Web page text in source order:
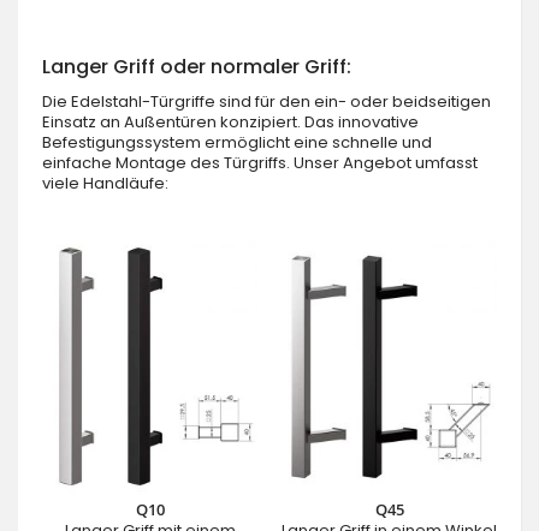
Langer Griff oder normaler Griff:
Die Edelstahl-Türgriffe sind für den ein- oder beidseitigen
Einsatz an Außentüren konzipiert. Das innovative
Befestigungssystem ermöglicht eine schnelle und
einfache Montage des Türgriffs. Unser Angebot umfasst
viele Handläufe:
Q10 Q45